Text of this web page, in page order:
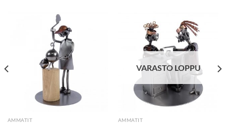
AMMATIT
VARASTO LOPPU
AMMATIT